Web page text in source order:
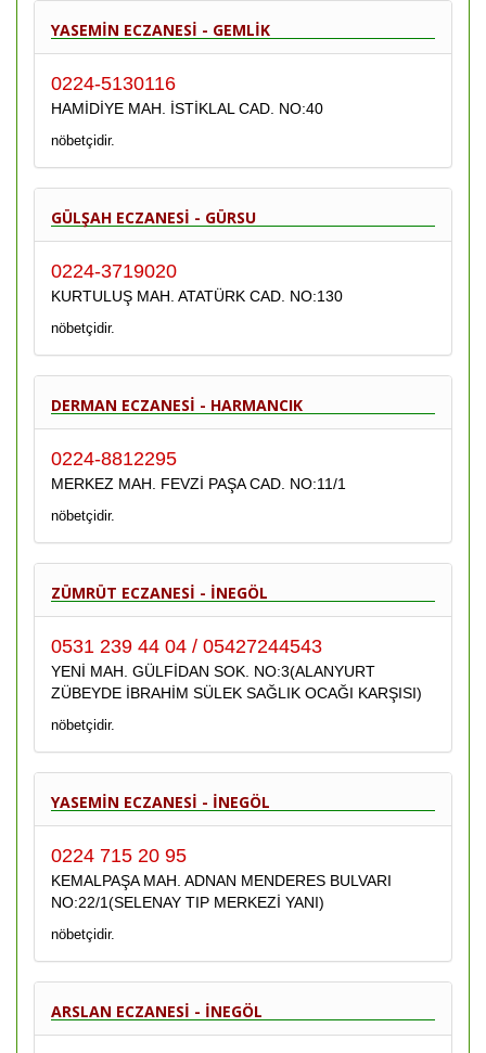
YASEMİN ECZANESİ - GEMLİK
0224-5130116
HAMİDİYE MAH. İSTİKLAL CAD. NO:40
nöbetçidir.
GÜLŞAH ECZANESİ - GÜRSU
0224-3719020
KURTULUŞ MAH. ATATÜRK CAD. NO:130
nöbetçidir.
DERMAN ECZANESİ - HARMANCIK
0224-8812295
MERKEZ MAH. FEVZİ PAŞA CAD. NO:11/1
nöbetçidir.
ZÜMRÜT ECZANESİ - İNEGÖL
0531 239 44 04 / 05427244543
YENİ MAH. GÜLFİDAN SOK. NO:3(ALANYURT
ZÜBEYDE İBRAHİM SÜLEK SAĞLIK OCAĞI KARŞISI)
nöbetçidir.
YASEMİN ECZANESİ - İNEGÖL
0224 715 20 95
KEMALPAŞA MAH. ADNAN MENDERES BULVARI
NO:22/1(SELENAY TIP MERKEZİ YANI)
nöbetçidir.
ARSLAN ECZANESİ - İNEGÖL